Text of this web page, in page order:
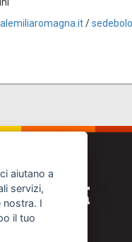
/
aiutano a
servizi,
nostra. I
il tuo